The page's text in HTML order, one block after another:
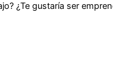
¿Te gustaría ser